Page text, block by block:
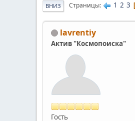
ВНИЗ Страницы 1 2 3
lavrentiy
Актив "Космопоиска"
Гость